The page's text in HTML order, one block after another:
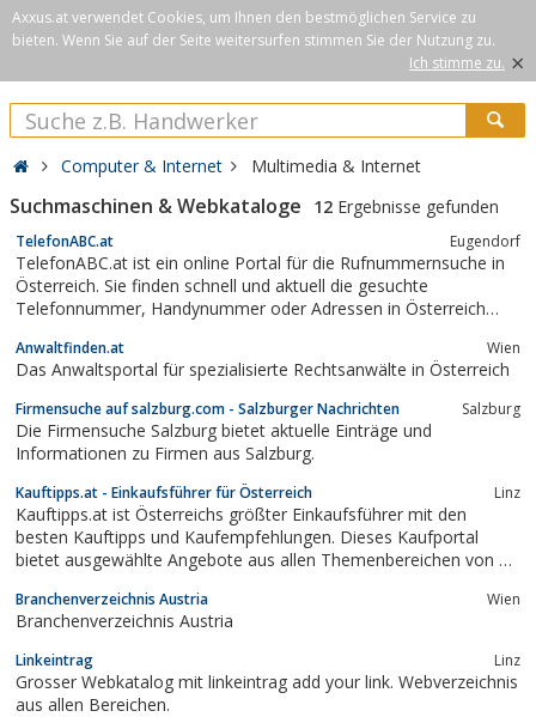
Axxus.at verwendet Cookies, um Ihnen den bestmöglichen Service zu
bieten. Wenn Sie auf der Seite weitersurfen stimmen Sie der Nutzung zu.
Ich stimme zu. ×
Computer & Internet Multimedia & Internet
Suchmaschinen & Webkataloge 12 Ergebnisse gefunden
TelefonABC.at Eugendorf
TelefonABC.at ist ein online Portal für die Rufnummernsuche in
Österreich. Sie finden schnell und aktuell die gesuchte
Telefonnummer, Handynummer oder Adressen in Österreich
Einträge enthalten die Teilnehmerdaten aller namhaften
österreichischen Telefon- und...
Anwaltfinden.at Wien
Das Anwaltsportal für spezialisierte Rechtsanwälte in Österreich
Firmensuche auf salzburg.com - Salzburger Nachrichten Salzburg
Die Firmensuche Salzburg bietet aktuelle Einträge und
Informationen zu Firmen aus Salzburg.
Kauftipps.at - Einkaufsführer für Österreich Linz
Kauftipps.at ist Österreichs größter Einkaufsführer mit den
besten Kauftipps und Kaufempfehlungen. Dieses Kaufportal
bietet ausgewählte Angebote aus allen Themenbereichen von A-
Branchenverzeichnis Austria Wien
Branchenverzeichnis Austria
Linkeintrag Linz
Grosser Webkatalog mit linkeintrag add your link. Webverzeichnis
aus allen Bereichen.